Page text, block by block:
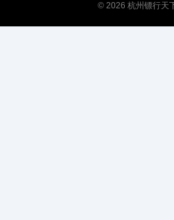
© 2026 杭州镖行天